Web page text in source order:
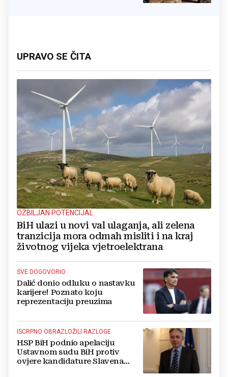
UPRAVO SE ČITA
OZBILJAN POTENCIJAL
BiH ulazi u novi val ulaganja, ali zelena
tranzicija mora odmah misliti i na kraj
životnog vijeka vjetroelektrana
SVE DOGOVORIO
Dalić donio odluku o nastavku
karijere! Poznato koju
reprezentaciju preuzima
ISCRPNO OBRAZLOŽILI RAZLOGE
HSP BiH podnio apelaciju
Ustavnom sudu BiH protiv
ovjere kandidature Slavena